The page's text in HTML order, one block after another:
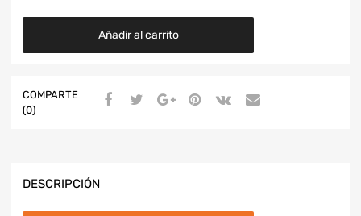
Añadir al carrito
COMPARTE
(0)
DESCRIPCIÓN